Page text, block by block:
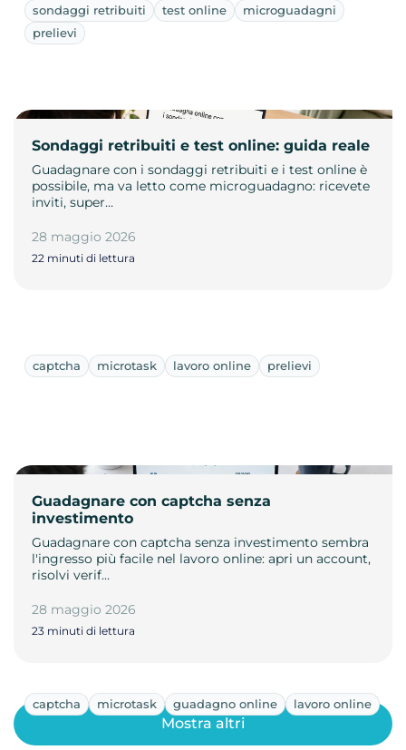
sondaggi retribuiti test online
microguadagni
prelievi
Sondaggi retribuiti e test online: guida reale
Guadagnare con i sondaggi retribuiti e i test online è
possibile, ma va letto come microguadagno: ricevete
inviti, super…
28 maggio 2026
22 minuti di lettura
captcha microtask lavoro online prelievi
Guadagnare con captcha senza
investimento
Guadagnare con captcha senza investimento sembra
l'ingresso più facile nel lavoro online: apri un account,
risolvi verif…
28 maggio 2026
23 minuti di lettura
captcha microtask guadagno online lavoro online
Mostra altri